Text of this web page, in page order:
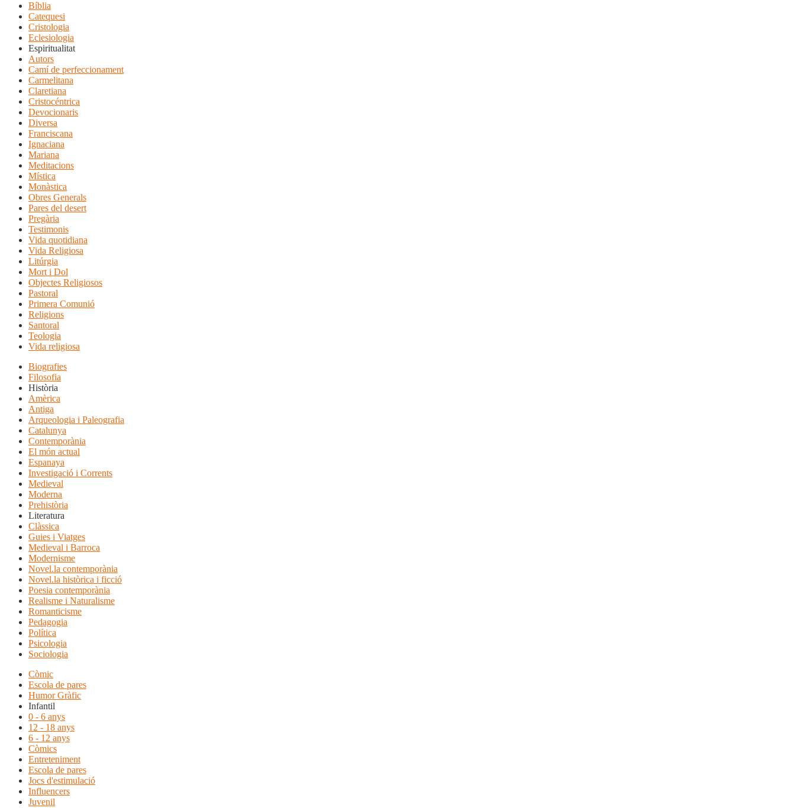
Bíblia
Catequesi
Cristologia
Eclesiologia
Espiritualitat
Autors
Camí de perfeccionament
Carmelitana
Claretiana
Cristocéntrica
Devocionaris
Diversa
Franciscana
Ignaciana
Mariana
Meditacions
Mística
Monàstica
Obres Generals
Pares del desert
Pregària
Testimonis
Vida quotidiana
Vida Religiosa
Litúrgia
Mort i Dol
Objectes Religiosos
Pastoral
Primera Comunió
Religions
Santoral
Teologia
Vida religiosa
Biografies
Filosofia
Història
Amèrica
Antiga
Arqueologia i Paleografia
Catalunya
Contemporània
El món actual
Espanaya
Investigació i Corrents
Medieval
Moderna
Prehistòria
Literatura
Clàssica
Guies i Viatges
Medieval i Barroca
Modernisme
Novel.la contemporània
Novel.la històrica i ficció
Poesia contemporània
Realisme i Naturalisme
Romanticisme
Pedagogia
Política
Psicologia
Sociologia
Còmic
Escola de pares
Humor Gràfic
Infantil
0 - 6 anys
12 - 18 anys
6 - 12 anys
Còmics
Entreteniment
Escola de pares
Jocs d'estimulació
Influencers
Juvenil